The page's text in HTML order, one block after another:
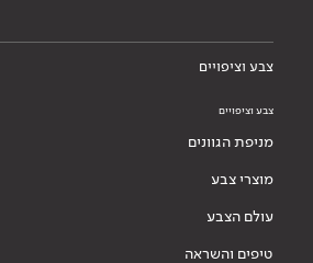
צבע וציפויים
צבע וציפויים
מניפת הגוונים
מוצרי צבע
עולם הצבע
טיפים והשראה